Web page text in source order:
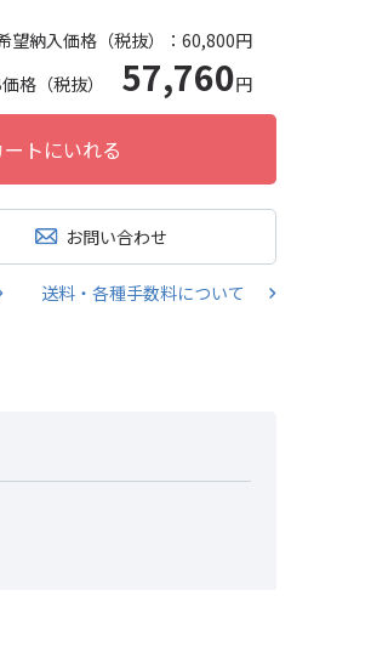
望納入価格（税抜）： 60,800円
格（税抜） 57,760円
ートにいれる
お問い合わせ
送料・各種手数料について